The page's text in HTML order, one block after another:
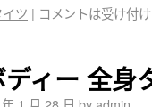
ツ | コメントは受け付け
ィー 全身